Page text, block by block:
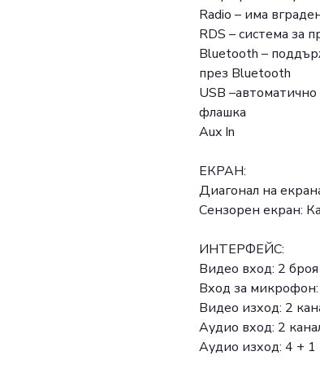
Radio – има
RDS – система за
Bluetooth –
през Bluetooth
USB
флашка
Aux In
ЕКРАН:
Диагонал на
Сензорен екран:
ИНТЕРФЕЙС:
Видео вход: 2
Вход за
Видео изход: 2
Аудио вход: 2
Аудио изход: 4 + 1